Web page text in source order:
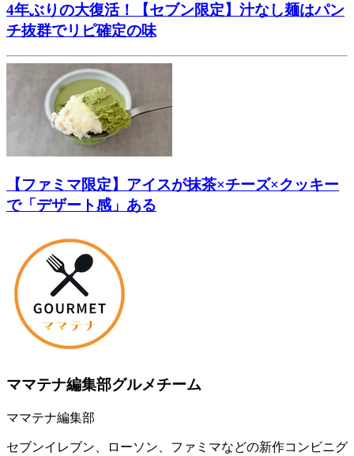
4年ぶりの大復活！【セブン限定】汁なし麺はパン
チ抜群でリピ確定の味
【ファミマ限定】アイスが抹茶×チーズ×クッキー
で「デザート感」ある
ママテナ編集部グルメチーム
ママテナ編集部
セブンイレブン、ローソン、ファミマなどの新作コンビニグ